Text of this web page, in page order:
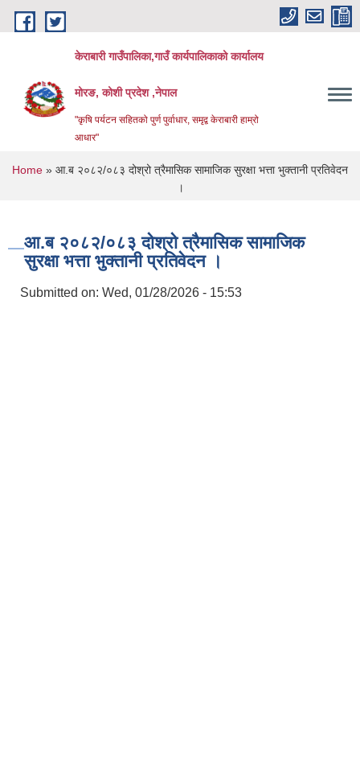
Skip to main content
केराबारी गाउँपालिका,गाउँ कार्यपालिकाको कार्यालय
मोरङ, कोशी प्रदेश ,नेपाल
"कृषि पर्यटन सहितको पुर्ण पुर्वाधार, समृद्व केराबारी हाम्रो
आधार"
You are here
Home » आ.ब २०८२/०८३ दोश्रो त्रैमासिक सामाजिक सुरक्षा भत्ता भुक्तानी प्रतिवेदन
।
आ.ब २०८२/०८३ दोश्रो त्रैमासिक सामाजिक
सुरक्षा भत्ता भुक्तानी प्रतिवेदन ।
Submitted on: Wed, 01/28/2026 - 15:53